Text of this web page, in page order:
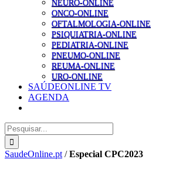
NEURO-ONLINE
ONCO-ONLINE
OFTALMOLOGIA-ONLINE
PSIQUIATRIA-ONLINE
PEDIATRIA-ONLINE
PNEUMO-ONLINE
REUMA-ONLINE
URO-ONLINE
SAÚDEONLINE TV
AGENDA
Pesquisar
SaudeOnline.pt /Especial CPC2023